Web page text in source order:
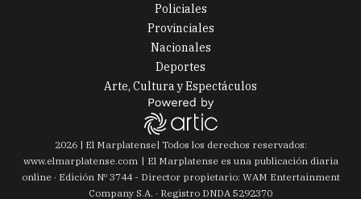
Policiales
Provinciales
Nacionales
Deportes
Arte, Cultura y Espectáculos
2026| El Marplatense| Todos los derechos reservados:
www.elmarplatense.com
El Marplatense es una publicación diaria
online · Edición Nº 3744- Director propietario: WAM Entertainment
Company S.A. · Registro DNDA 5292370